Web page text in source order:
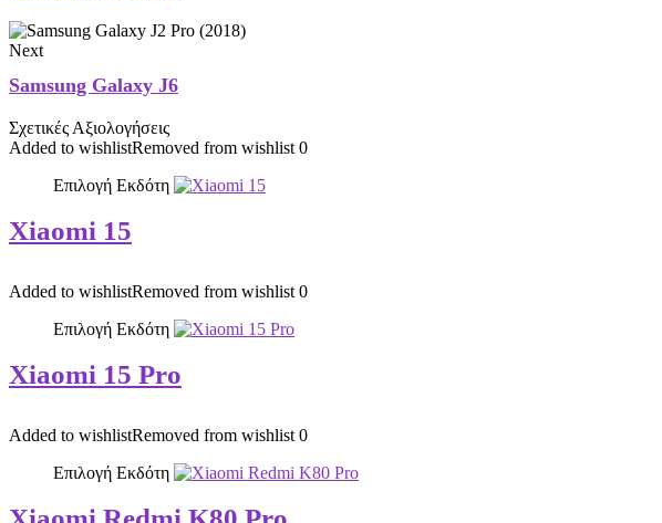
Next
Samsung Galaxy J6
Σχετικές Αξιολογήσεις
Added to wishlistRemoved from wishlist 0
Επιλογή Εκδότη
Xiaomi 15
Added to wishlistRemoved from wishlist 0
Επιλογή Εκδότη
Xiaomi 15 Pro
Added to wishlistRemoved from wishlist 0
Επιλογή Εκδότη